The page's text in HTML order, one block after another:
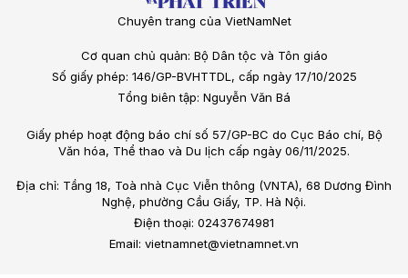
Chuyên trang của VietNamNet
Cơ quan chủ quản: Bộ Dân tộc và Tôn giáo
Số giấy phép: 146/GP-BVHTTDL, cấp ngày 17/10/2025
Tổng biên tập: Nguyễn Văn Bá
Giấy phép hoạt động báo chí số 57/GP-BC do Cục Báo chí, Bộ
Văn hóa, Thể thao và Du lịch cấp ngày 06/11/2025.
Địa chỉ: Tầng 18, Toà nhà Cục Viễn thông (VNTA), 68 Dương Đình
Nghệ, phường Cầu Giấy, TP. Hà Nội.
Điện thoại: 02437674981
Email: vietnamnet@vietnamnet.vn